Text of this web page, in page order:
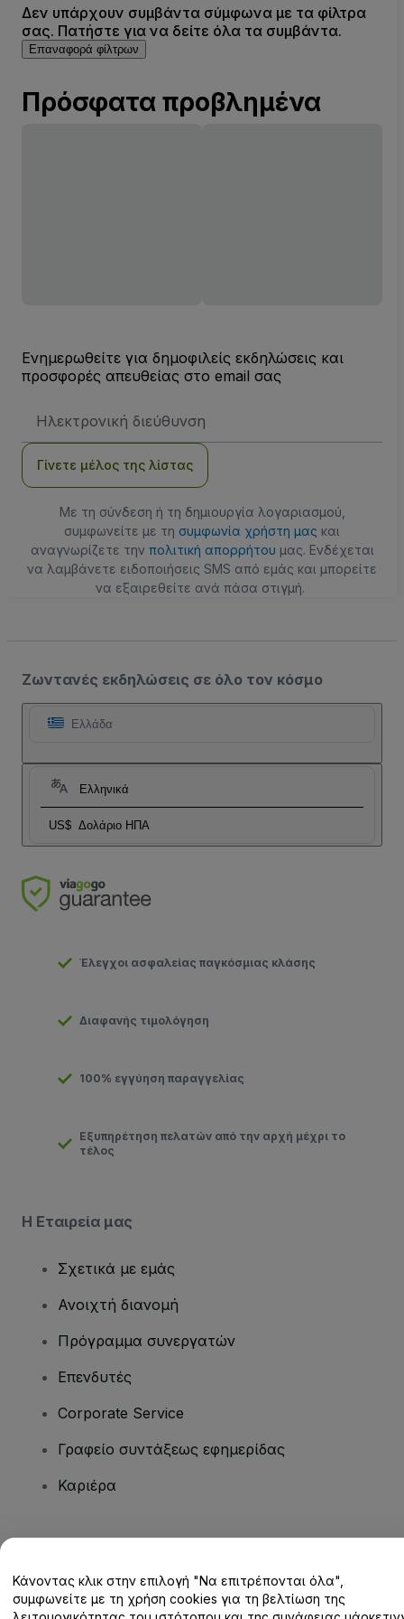
Δεν υπάρχουν συμβάντα σύμφωνα με τα φίλτρα
σας. Πατήστε για να δείτε όλα τα συμβάντα.
Επαναφορά φίλτρων
Πρόσφατα προβλημένα
Ενημερωθείτε για δημοφιλείς εκδηλώσεις και
προσφορές απευθείας στο email σας
Email
Γίνετε μέλος της λίστας
Με τη σύνδεση ή τη δημιουργία λογαριασμού,
συμφωνείτε με τη συμφωνία χρήστη μας και
αναγνωρίζετε την πολιτική απορρήτου μας. Ενδέχεται
να λαμβάνετε ειδοποιήσεις SMS από εμάς και μπορείτε
να εξαιρεθείτε ανά πάσα στιγμή.
Ζωντανές εκδηλώσεις σε όλο τον κόσμο
Ελλάδα
Ελληνικά
US$ Δολάριο ΗΠΑ
Έλεγχοι ασφαλείας παγκόσμιας κλάσης
Διαφανής τιμολόγηση
100% εγγύηση παραγγελίας
Εξυπηρέτηση πελατών από την αρχή μέχρι το
τέλος
Η Εταιρεία μας
Σχετικά με εμάς
Ανοιχτή διανομή
Πρόγραμμα συνεργατών
Επενδυτές
Corporate Service
Γραφείο συντάξεως εφημερίδας
Καριέρα
Κέντρο βοήθειας / Επικοινωνήστε μαζί μας
Κάνοντας κλικ στην επιλογή "Να επιτρέπονται όλα",
συμφωνείτε με τη χρήση cookies για τη βελτίωση της